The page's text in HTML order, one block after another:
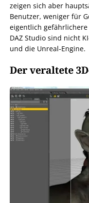
zeigen sich aber
Benutzer, weniger für
eigentlich
DAZ Studio sind nicht
und die Unreal-Engine.
Der veraltete